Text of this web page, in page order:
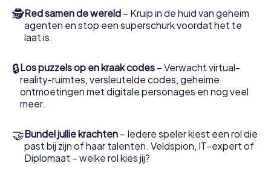
jezelf en jouw team in de hoogste score van Isernhagen
en krijg toegang tot jouw eigen fotogalerij. De escape
game van myCityHunt verandert Isernhagen in jouw eigen
wereld van spionage en geheime agenten en verander
Isernhagen in een escaperoom in de buitenlucht!
🕵Red samen de wereld – Kruip in de huid van geheim
agenten en stop een superschurk voordat het te
laat is.
🔒Los puzzels op en kraak codes – Verwacht virtual-
reality-ruimtes, versleutelde codes, geheime
ontmoetingen met digitale personages en nog veel
meer.
🤝Bundel jullie krachten – Iedere speler kiest een rol die
past bij zijn of haar talenten. Veldspion, IT-expert of
Diplomaat – welke rol kies jij?